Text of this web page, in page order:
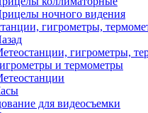
ночного видения
гигрометры,
гигрометры,
и термометры
для видеосъемки